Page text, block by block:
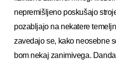
nepremišljeno poskušajo
pozabljajo na nekatere
zavedajo se, kako neosebne
bom nekaj zanimivega.